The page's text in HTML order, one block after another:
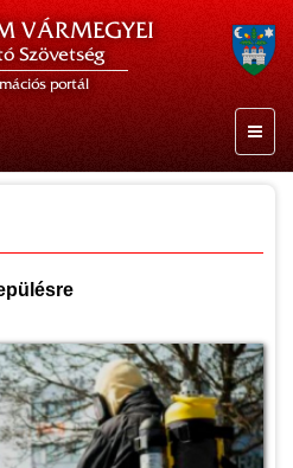
VÁRMEGYEI
Szövetség
portál